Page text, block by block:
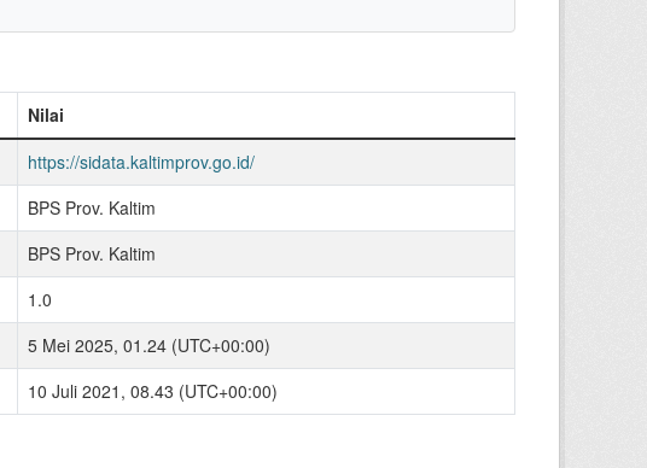
Nilai
https://sidata.kaltimprov.go.id/
BPS Prov. Kaltim
BPS Prov. Kaltim
1.0
5 Mei 2025, 01.24 (UTC+00:00)
10 Juli 2021, 08.43 (UTC+00:00)